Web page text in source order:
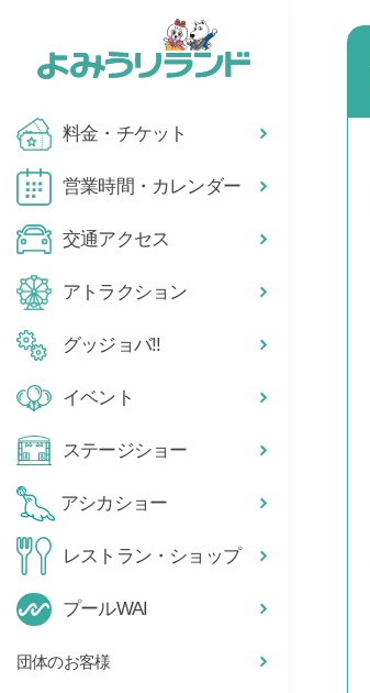
料金・チケット
営業時間・カレンダー
交通アクセス
アトラクション
グッジョバ!!
イベント
ステージショー
アシカショー
レストラン・ショップ
プールWAI
団体のお客様